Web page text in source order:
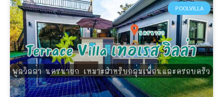
POOLVILLA